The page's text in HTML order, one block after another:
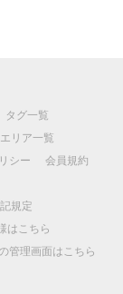
タグ一覧
エリア一覧
シー
会員規約
規定
はこちら
管理画面はこちら